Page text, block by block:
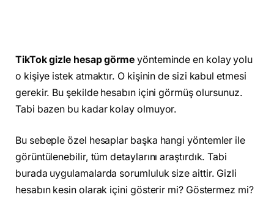
TikTok gizle hesap görme yönteminde en kolay yolu
o kişiye istek atmaktır. O kişinin de sizi kabul etmesi
gerekir. Bu şekilde hesabın içini görmüş olursunuz.
Tabi bazen bu kadar kolay olmuyor.
Bu sebeple özel hesaplar başka hangi yöntemler ile
görüntülenebilir, tüm detaylarını araştırdık. Tabi
burada uygulamalarda sorumluluk size aittir. Gizli
hesabın kesin olarak içini gösterir mi? Göstermez mi?